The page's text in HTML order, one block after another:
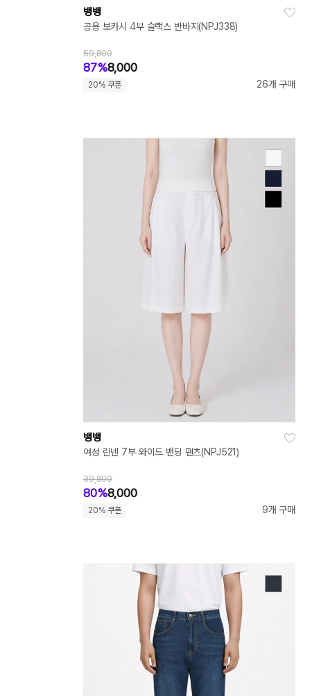
뱅뱅
공용 보카시 4부 슬랙스 반바지(NPJ338)
59,800
87%8,000
20% 쿠폰 26개 구매
뱅뱅
여성 린넨 7부 와이드 밴딩 팬츠(NPJ521)
39,800
80%8,000
20% 쿠폰 9개 구매